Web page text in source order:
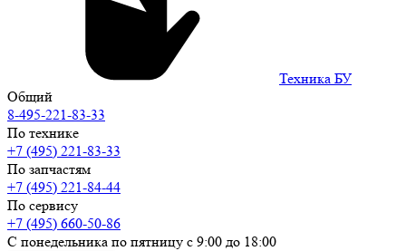
Техника БУ
Общий
8-495-221-83-33
По технике
+7 (495) 221-83-33
По запчастям
+7 (495) 221-84-44
По сервису
+7 (495) 660-50-86
С понедельника по пятницу с 9:00 до 18:00